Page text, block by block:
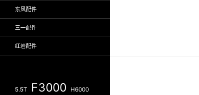
东风配件
三一配件
红岩配件
5.5T F3000 H6000